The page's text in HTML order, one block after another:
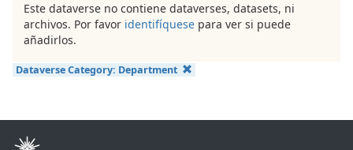
Este dataverse no contiene dataverses, datasets, ni
archivos. Por favor identifíquese para ver si puede
añadirlos.
Dataverse Category: Department